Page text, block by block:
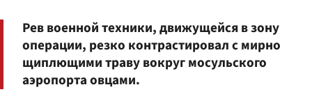
Рев военной техники, движущейся в зону
операции, резко контрастировал с мирно
щиплющими траву вокруг мосульского
аэропорта овцами.